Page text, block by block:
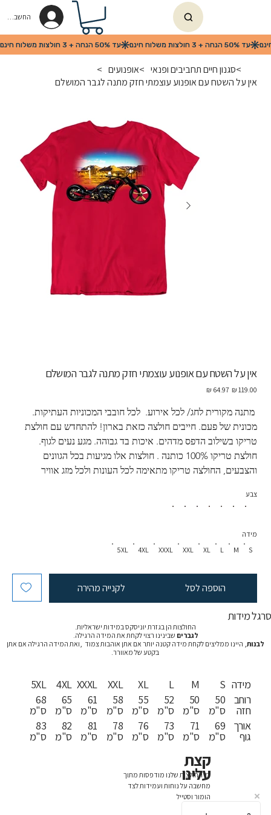
החשבון שלי
>סגנון חיים תחביבים ופנאי >אופנועים >
אין על השטח עם אופנוע עוצמתי חזק מתנה לגבר המושלם
אין על השטח עם אופנוע עוצמתי חזק מתנה לגבר המושלם
מחיר
מחיר
‏64.97 ‏₪
מתנה מקורית לחג/ לכל אירוע.  לכל חובבי המכוניות העתיקות.
מכונית של פעם. חייבים חולצה כזאת בארון! להתחדש עם חולצת
טריקו בשילוב הדפס מדהים. איכות בד גבוהה. מגע נעים לגוף.
חולצת טריקו 100% כותנה . חולצות אלו מגיעות בכל הגוונים
והצבעים, החולצה טריקו מתאימה לכל העונות ולכל מזג אוויר
צבע
S
M
L
XL
XXL
XXXL
4XL
5XL
מידה
הוספה לסל לקנייה מהירה
סרגל מידות
החולצות הן בגזרת יוניסקס במידות ישראליות.
לגברים שבינינו רצוי לקחת את המידה הרגילה.
לבנות, היינו ממליצים לקחת מידה קטנה יותר אם אתן אוהבות צמוד ,ואת המידה הרגילה אם אתן
בקטע של מאוורר.
5XL
68
ס"מ
83
ס"מ
4XL
65
ס"מ
82
ס"מ
XXXL
61
ס"מ
81
ס"מ
XXL
58
ס"מ
78
ס"מ
XL
55
ס"מ
76
ס"מ
L
52
ס"מ
73
ס"מ
M
50
ס"מ
71
ס"מ
S
50
ס"מ
69
ס"מ
מידה
רוחב
חזה
אורך
גוף
כל החולצות שלנו מודפסות מתוך
מחשבה על נוחות ועמידות לצד
הומור וסטייל
קצת
עלינו